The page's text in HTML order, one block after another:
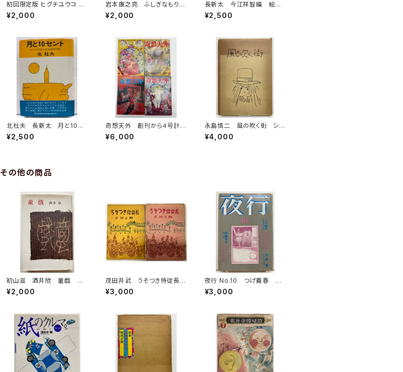
初回限定版 ヒグチユウコ シ
ール・ボックス サイン入
り 2018年 初版 グラフ
¥2,000
岩本康之亮 ふしぎなもりの
ものがたり 前川康男 創
作どうわ絵本８ 1966年
¥2,000
長新太 今江祥智編 絵本
作家文庫 1977年 すばる
書房文庫
¥2,500
北杜夫 長新太 月と10セ
ント 1971年 初版 帯
朝日新聞社
¥2,500
奇想天外 創刊から４号計４
冊 井上洋介表紙 1974
年 盛光社
¥6,000
永島慎二 風の吹く街 シリ
ーズ青いカモメSIDE4 限定
番号0646 1976年 函
¥4,000
その他の商品
初山滋 酒井欣 童戯 昭
和58年 復刻版 第一書房
刊
¥2,000
茂田井武 うそつき侍従長
上下巻 市川三郎 昭和29
年 桃園書房刊
¥3,000
夜行 No.10 つげ義春 菅
野修 伊藤重夫 湊谷夢
吉 梶井純 1981年 高野
¥3,000